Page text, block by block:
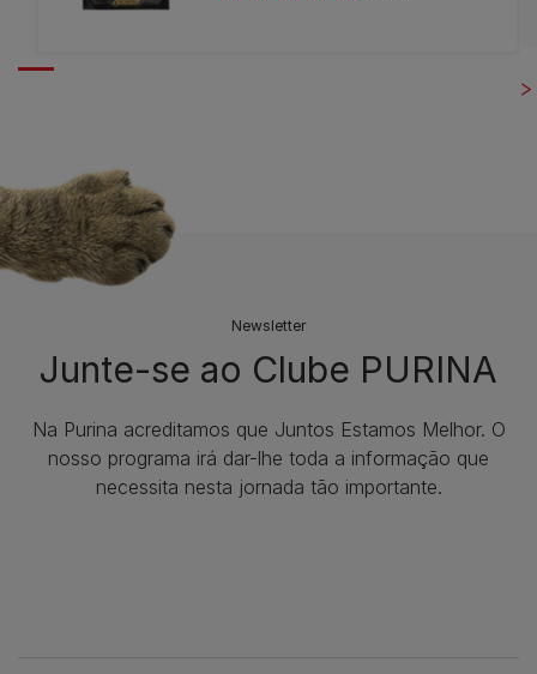
Newsletter
Junte-se ao Clube PURINA
Na Purina acreditamos que Juntos Estamos Melhor. O
nosso programa irá dar-lhe toda a informação que
necessita nesta jornada tão importante.